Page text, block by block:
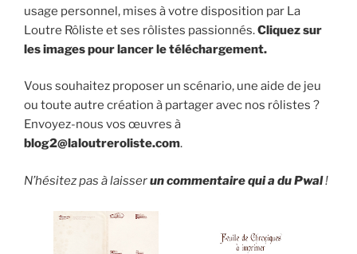
usage personnel, mises à votre disposition par La
Loutre Rôliste et ses rôlistes passionnés.Cliquez sur
les images pour lancer le téléchargement.
Vous souhaitez proposer un scénario, une aide de jeu
ou toute autre création à partager avec nos rôlistes ?
Envoyez-nous vos œuvres à
blog2@laloutreroliste.com.
N’hésitez pas à laisserun commentaire qui a du Pwal!